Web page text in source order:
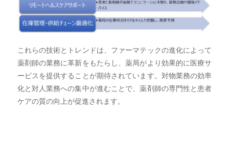
これらの技術とトレンドは、ファーマテックの進化によって
薬剤師の業務に革新をもたらし、薬局がより効果的に医療サ
ービスを提供することが期待されています。対物業務の効率
化と対人業務への集中が進むことで、薬剤師の専門性と患者
ケアの質の向上が促進されます。